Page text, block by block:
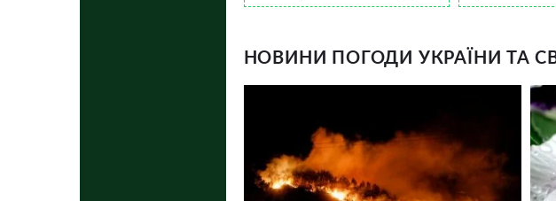
НОВИНИ ПОГОДИ УКРАЇНИ ТА